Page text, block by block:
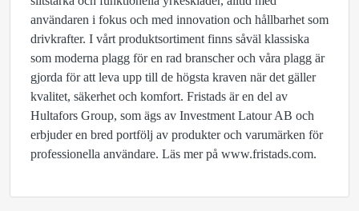
användaren i fokus och med innovation och hållbarhet som
drivkrafter. I vårt produktsortiment finns såväl klassiska
som moderna plagg för en rad branscher och våra plagg är
gjorda för att leva upp till de högsta kraven när det gäller
kvalitet, säkerhet och komfort. Fristads är en del av
Hultafors Group, som ägs av Investment Latour AB och
erbjuder en bred portfölj av produkter och varumärken för
professionella användare. Läs mer på www.fristads.com.